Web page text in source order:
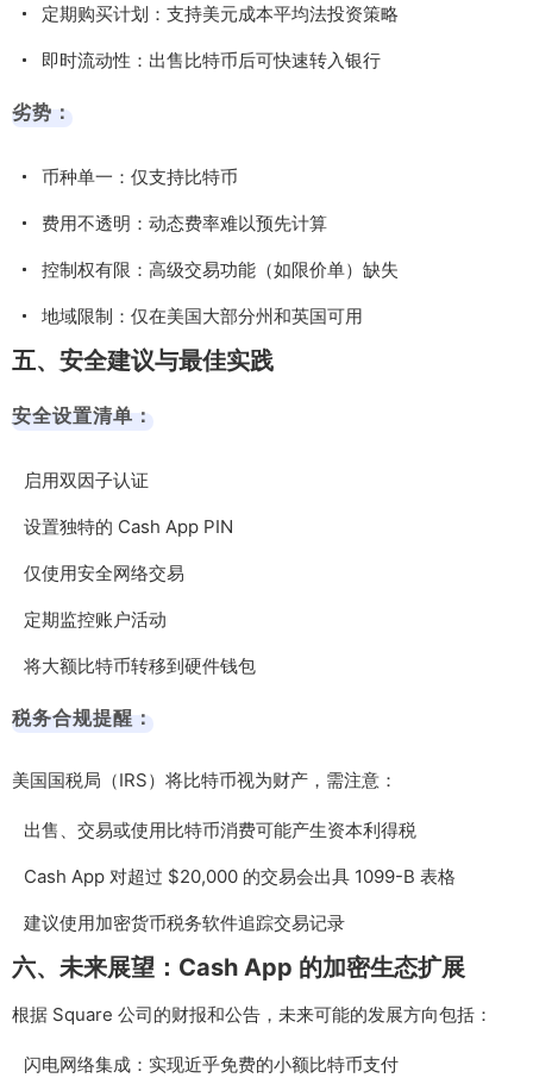
定期购买计划：支持美元成本平均法投资策略
即时流动性：出售比特币后可快速转入银行
劣势：
币种单一：仅支持比特币
费用不透明：动态费率难以预先计算
控制权有限：高级交易功能（如限价单）缺失
地域限制：仅在美国大部分州和英国可用
五、安全建议与最佳实践
安全设置清单：
启用双因子认证
设置独特的 Cash App PIN
仅使用安全网络交易
定期监控账户活动
将大额比特币转移到硬件钱包
税务合规提醒：
美国国税局（IRS）将比特币视为财产，需注意：
出售、交易或使用比特币消费可能产生资本利得税
Cash App 对超过 $20,000 的交易会出具 1099-B 表格
建议使用加密货币税务软件追踪交易记录
六、未来展望：Cash App 的加密生态扩展
根据 Square 公司的财报和公告，未来可能的发展方向包括：
闪电网络集成：实现近乎免费的小额比特币支付